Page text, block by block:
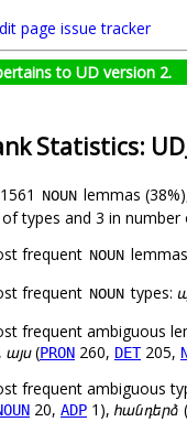
page issue tracker
to UD version 2.
Statistics:
NOUN lemmas
types and 3 in number
frequent NOUN
frequent NOUN types:
frequent ambiguous
այս(PRON 260, DET205,
frequent ambiguous
20, ADP 1), հանդերձ (